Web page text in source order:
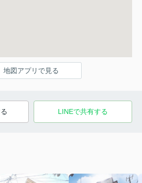
地図アプリで見る
LINEで共有する